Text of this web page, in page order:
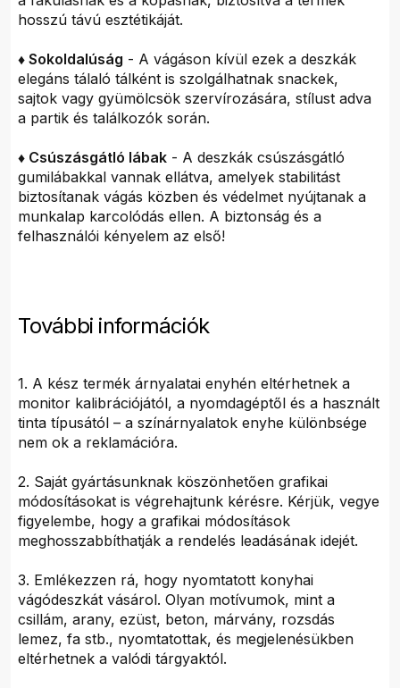
hosszú távú esztétikáját.
♦ Sokoldalúság - A vágáson kívül ezek a deszkák
elegáns tálaló tálként is szolgálhatnak snackek,
sajtok vagy gyümölcsök szervírozására, stílust adva
a partik és találkozók során.
♦ Csúszásgátló lábak - A deszkák csúszásgátló
gumilábakkal vannak ellátva, amelyek stabilitást
biztosítanak vágás közben és védelmet nyújtanak a
munkalap karcolódás ellen. A biztonság és a
felhasználói kényelem az első!
További információk
1. A kész termék árnyalatai enyhén eltérhetnek a
monitor kalibrációjától, a nyomdagéptől és a használt
tinta típusától – a színárnyalatok enyhe különbsége
nem ok a reklamációra.
2. Saját gyártásunknak köszönhetően grafikai
módosításokat is végrehajtunk kérésre. Kérjük, vegye
figyelembe, hogy a grafikai módosítások
meghosszabbíthatják a rendelés leadásának idejét.
3. Emlékezzen rá, hogy nyomtatott konyhai
vágódeszkát vásárol. Olyan motívumok, mint a
csillám, arany, ezüst, beton, márvány, rozsdás
lemez, fa stb., nyomtatottak, és megjelenésükben
eltérhetnek a valódi tárgyaktól.